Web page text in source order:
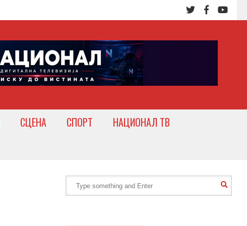
СЦЕНА СПОРТ
НАЦИОНАЛ ТВ